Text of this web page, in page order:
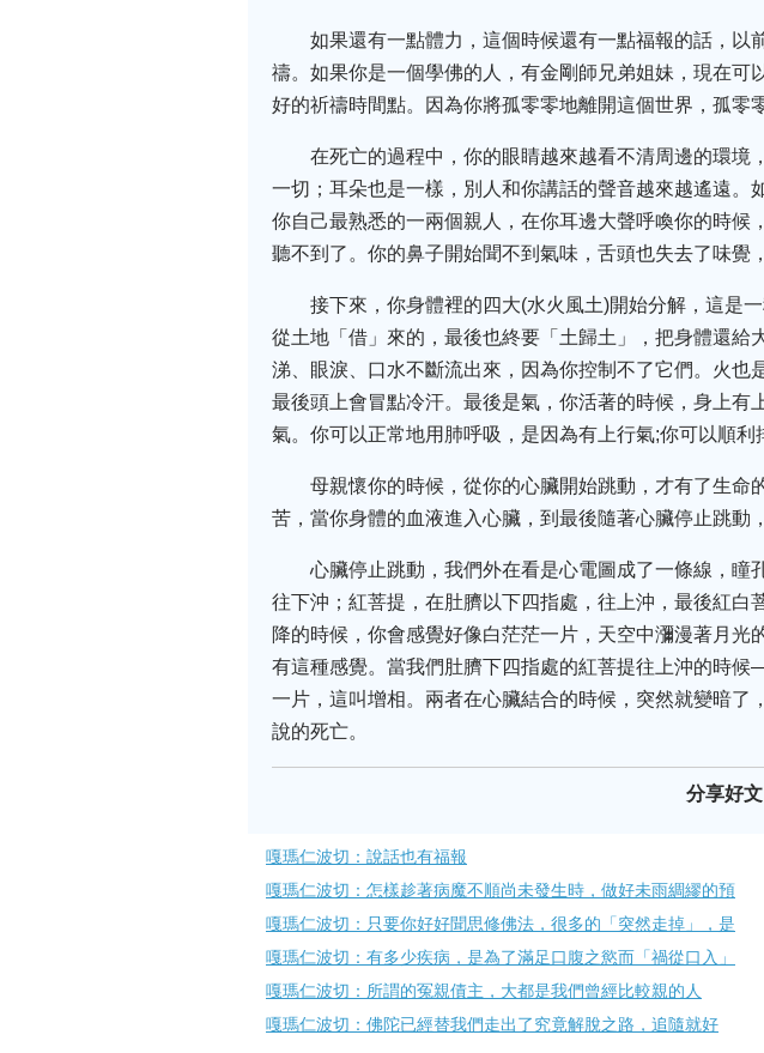
如果還有一點體力，這個時候還有一點福報的話，
禱。如果你是一個學佛的人，有金剛師兄弟姐妹，現在
好的祈禱時間點。因為你將孤零零地離開這個世界，孤零
在死亡的過程中，你的眼睛越來越看不清周邊的環
一切；耳朵也是一樣，別人和你講話的聲音越來越遙遠
你自己最熟悉的一兩個親人，在你耳邊大聲呼喚你的時
聽不到了。你的鼻子開始聞不到氣味，舌頭也失去了味覺
接下來，你身體裡的四大(水火風土)開始分解，這是
從土地「借」來的，最後也終要「土歸土」，把身體還
涕、眼淚、口水不斷流出來，因為你控制不了它們。火
最後頭上會冒點冷汗。最後是氣，你活著的時候，身上
氣。你可以正常地用肺呼吸，是因為有上行氣;你可以順
母親懷你的時候，從你的心臟開始跳動，才有了生
苦，當你身體的血液進入心臟，到最後隨著心臟停止跳動
心臟停止跳動，我們外在看是心電圖成了一條線，
往下沖；紅菩提，在肚臍以下四指處，往上沖，最後紅
降的時候，你會感覺好像白茫茫一片，天空中瀰漫著月
有這種感覺。當我們肚臍下四指處的紅菩提往上沖的時
一片，這叫增相。兩者在心臟結合的時候，突然就變暗
說的死亡。
分享好
嘎瑪仁波切：說話也有福報
嘎瑪仁波切：怎樣趁著病魔不順尚未發生時，做好未雨綢繆的預
嘎瑪仁波切：只要你好好聞思修佛法，很多的「突然走掉」，是
嘎瑪仁波切：有多少疾病，是為了滿足口腹之慾而「禍從口入」
嘎瑪仁波切：所謂的冤親債主，大都是我們曾經比較親的人
嘎瑪仁波切：佛陀已經替我們走出了究竟解脫之路，追隨就好